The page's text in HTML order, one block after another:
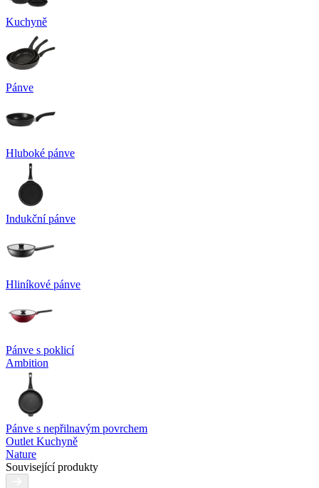
Kuchyně
Pánve
Hluboké pánve
Indukční pánve
Hliníkové pánve
Pánve s poklicí
Ambition
Pánve s nepřilnavým povrchem
Outlet Kuchyně
Nature
Související produkty